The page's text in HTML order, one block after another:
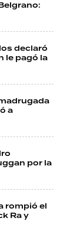
declaró
le pagó la
a
por la
rompió el
Ra y